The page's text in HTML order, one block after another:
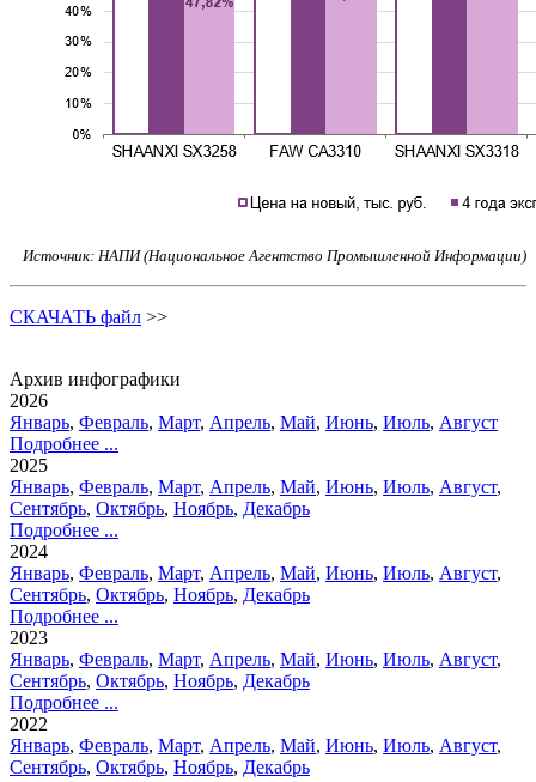
Источник: НАПИ (Национальное Агентство Промышленной Информации)
СКАЧАТЬ файл >>
Архив инфографики
2026
Январь, Февраль, Март, Апрель, Май, Июнь, Июль, Август
Подробнее ...
2025
Январь, Февраль, Март, Апрель, Май, Июнь, Июль, Август,
Сентябрь, Октябрь, Ноябрь, Декабрь
Подробнее ...
2024
Январь, Февраль, Март, Апрель, Май, Июнь, Июль, Август,
Сентябрь, Октябрь, Ноябрь, Декабрь
Подробнее ...
2023
Январь, Февраль, Март, Апрель, Май, Июнь, Июль, Август,
Сентябрь, Октябрь, Ноябрь, Декабрь
Подробнее ...
2022
Январь, Февраль, Март, Апрель, Май, Июнь, Июль, Август,
Сентябрь, Октябрь, Ноябрь, Декабрь